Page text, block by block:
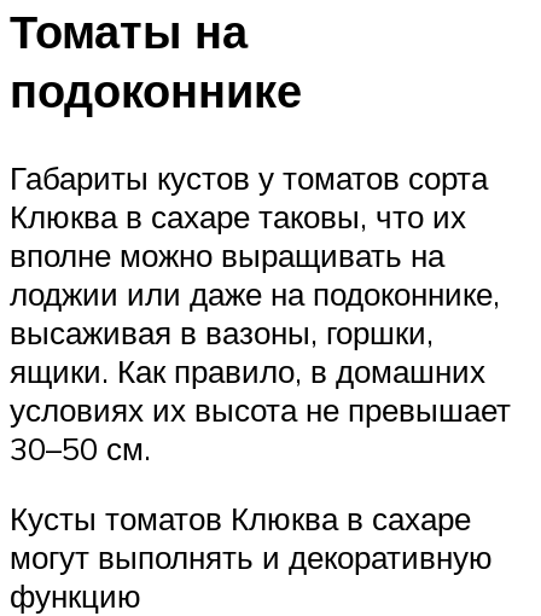
Томаты на
подоконнике
Габариты кустов у томатов сорта
Клюква в сахаре таковы, что их
вполне можно выращивать на
лоджии или даже на подоконнике,
высаживая в вазоны, горшки,
ящики. Как правило, в домашних
условиях их высота не превышает
30–50 см.
Кусты томатов Клюква в сахаре
могут выполнять и декоративную
функцию